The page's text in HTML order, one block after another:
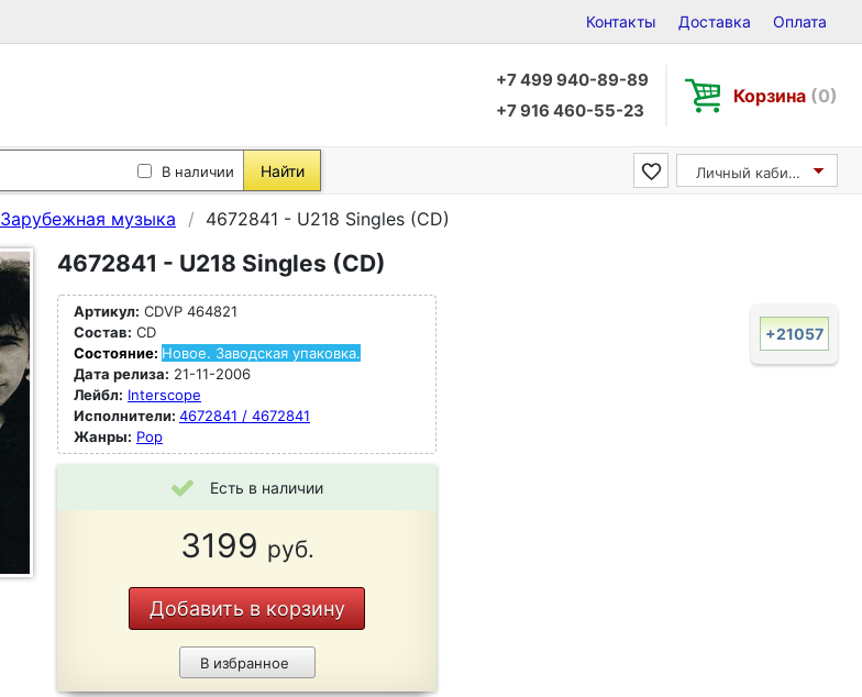
Контакты Доставка Оплата
+7 499 940-89-89
+7 916 460-55-23
Корзина (0)
В наличии Найти Личный кабинет
Зарубежная музыка 4672841 - U218 Singles (CD)
4672841 - U218 Singles (CD)
Артикул: CDVP 464821
Состав: CD
Состояние: Новое. Заводская упаковка.
Дата релиза: 21-11-2006
Лейбл: Interscope
Исполнители: 4672841 / 4672841
Жанры: Pop
Есть в наличии
3199 руб.
Добавить в корзину
В избранное
+21057